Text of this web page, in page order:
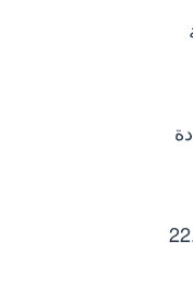
المجمدة، وقد ساهم هذا في تحقيق إيرادات بقيمة 22.9